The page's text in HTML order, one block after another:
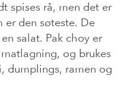
spises rå, men det er
er den søteste. De
salat. Pak choy er
og brukes
dumplings, ramen og